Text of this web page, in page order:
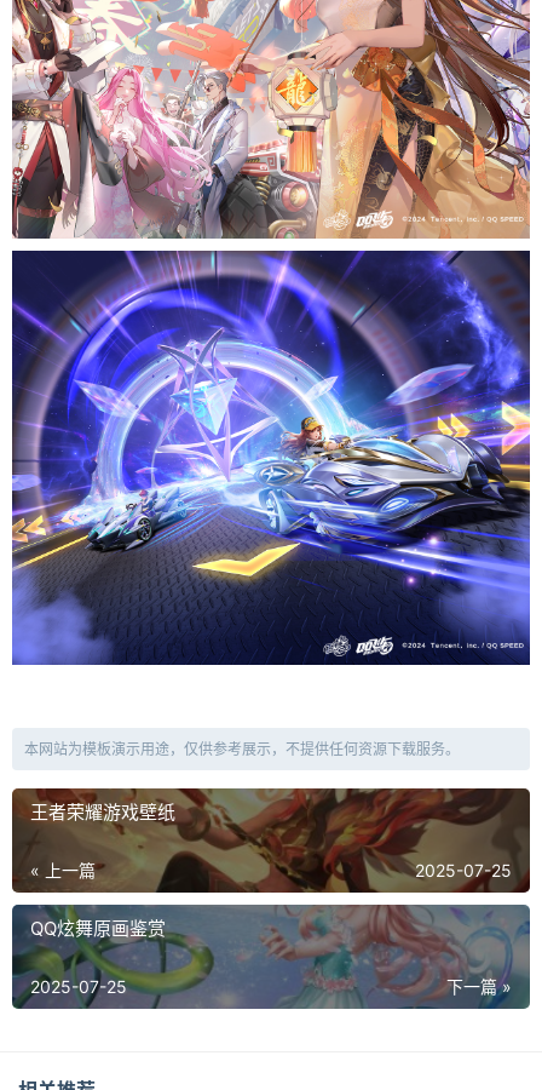
本网站为模板演示用途，仅供参考展示，不提供任何资源下载服务。
王者荣耀游戏壁纸
« 上一篇 2025-07-25
QQ炫舞原画鉴赏
下一篇 »
2025-07-25